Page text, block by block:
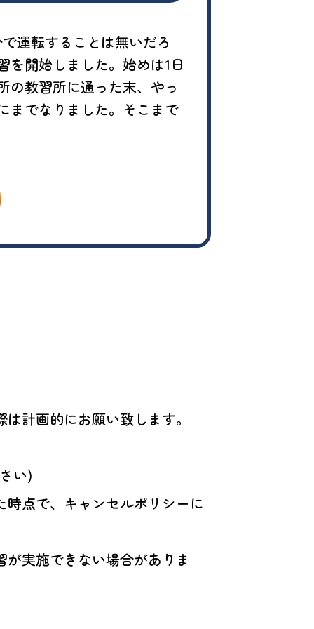
運転することは無いだろ
開始しました。始めは1日
の教習所に通った末、やっ
までなりました。そこまで
計画的にお願い致します。
い)
点で、キャンセルポリシーに
実施できない場合がありま